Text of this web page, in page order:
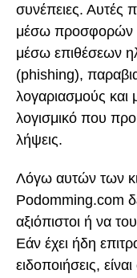
συνέπειες. Αυτές
μέσω προσφορών
μέσω επιθέσεων
(phishing),
λογαριασμούς
λογισμικό που
λήψεις.
Λόγω αυτών των
Podomming.com
αξιόπιστοι ή να
Εάν έχει ήδη
ειδοποιήσεις,